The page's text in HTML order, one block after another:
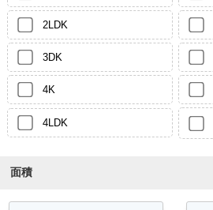
2LDK
3DK
4K
4LDK
面積